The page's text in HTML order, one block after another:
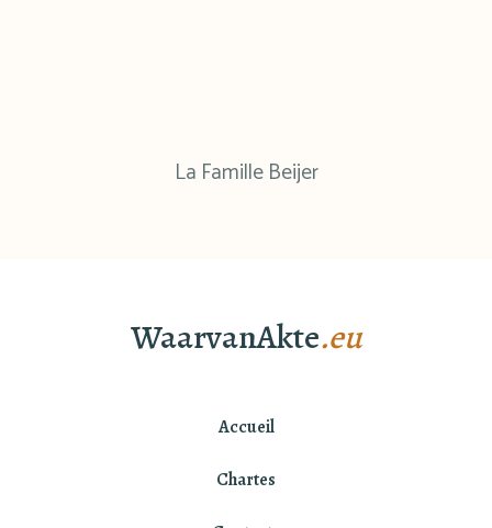
La Famille Beijer
WaarvanAkte.eu
Accueil
Chartes